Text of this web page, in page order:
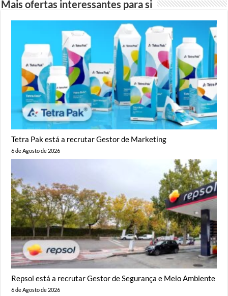
Mais ofertas interessantes para si
Tetra Pak está a recrutar Gestor de Marketing
6 de Agosto de 2026
Repsol está a recrutar Gestor de Segurança e Meio Ambiente
6 de Agosto de 2026